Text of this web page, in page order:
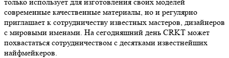
современные качественные материалы, но и регулярно
приглашает к сотрудничеству известных мастеров, дизайнеров
с мировыми именами. На сегодняшний день CRKT может
похвастаться сотрудничеством с десятками известнейших
найфмейкеров.